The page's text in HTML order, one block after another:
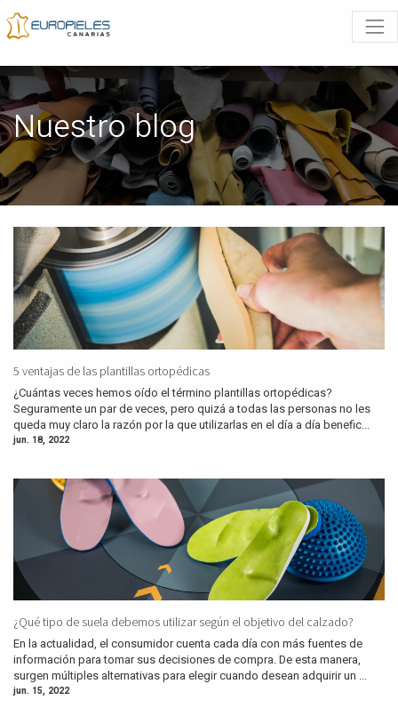
Nuestro blog
5 ventajas de las plantillas ortopédicas
¿Cuántas veces hemos oído el término plantillas ortopédicas?
Seguramente un par de veces, pero quizá a todas las personas no les
queda muy claro la razón por la que utilizarlas en el día a día benefic...
jun. 18, 2022
¿Qué tipo de suela debemos utilizar según el objetivo del calzado?
En la actualidad, el consumidor cuenta cada día con más fuentes de
información para tomar sus decisiones de compra. De esta manera,
surgen múltiples alternativas para elegir cuando desean adquirir un ...
jun. 15, 2022